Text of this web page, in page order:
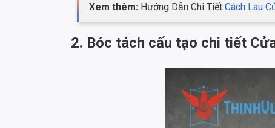
Xem thêm: Hướng Dẫn Chi Tiết Cách Lau
2. Bóc tách cấu tạo chi tiết